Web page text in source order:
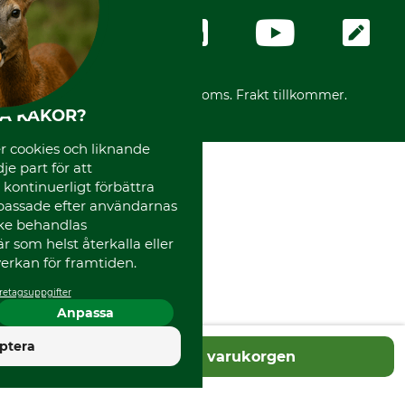
Lägg i varukorgen
Ångerrätt
Ångerrätt för din beställning
Reklamationer
Frakter
Karriär
Vår personal
Varumärken
Mässor
Instagram TOS
Code of Conduct
*Alla priser inklusive moms. Frakt tillkommer.
KAKOR?
cookies och liknande
part för att
kontinuerligt förbättra
efter användarnas
behandlas
som helst återkalla eller
för framtiden.
Anpassa